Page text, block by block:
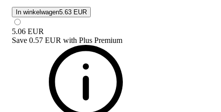
In winkelwagen5.63 EUR
5.06 EUR
Save 0.57 EUR with Plus Premium